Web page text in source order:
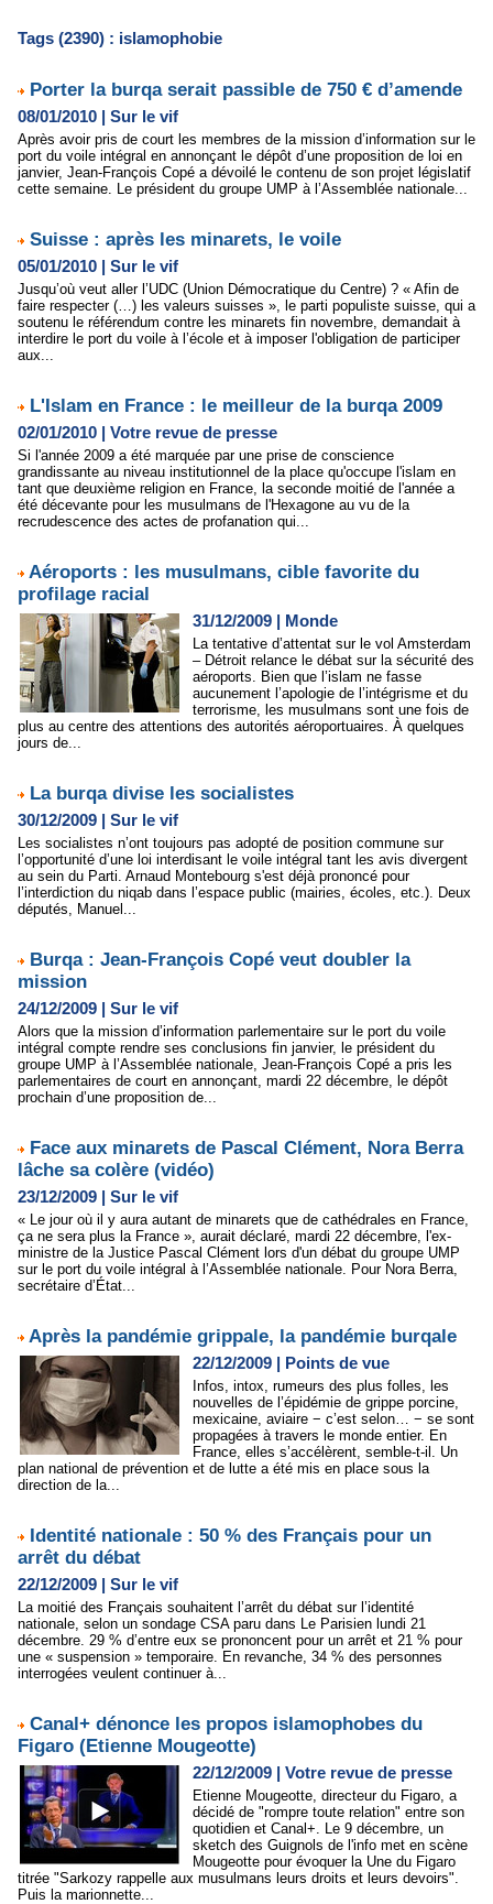
Tags (2390) : islamophobie
Porter la burqa serait passible de 750 € d’amende
08/01/2010 | Sur le vif
Après avoir pris de court les membres de la mission d’information sur le
port du voile intégral en annonçant le dépôt d’une proposition de loi en
janvier, Jean-François Copé a dévoilé le contenu de son projet législatif
cette semaine. Le président du groupe UMP à l’Assemblée nationale...
Suisse : après les minarets, le voile
05/01/2010 | Sur le vif
Jusqu’où veut aller l’UDC (Union Démocratique du Centre) ? « Afin de
faire respecter (…) les valeurs suisses », le parti populiste suisse, qui a
soutenu le référendum contre les minarets fin novembre, demandait à
interdire le port du voile à l’école et à imposer l'obligation de participer
aux...
L'Islam en France : le meilleur de la burqa 2009
02/01/2010 | Votre revue de presse
Si l'année 2009 a été marquée par une prise de conscience
grandissante au niveau institutionnel de la place qu'occupe l'islam en
tant que deuxième religion en France, la seconde moitié de l'année a
été décevante pour les musulmans de l'Hexagone au vu de la
recrudescence des actes de profanation qui...
Aéroports : les musulmans, cible favorite du
profilage racial
31/12/2009 | Monde
La tentative d’attentat sur le vol Amsterdam
– Détroit relance le débat sur la sécurité des
aéroports. Bien que l’islam ne fasse
aucunement l’apologie de l’intégrisme et du
terrorisme, les musulmans sont une fois de
plus au centre des attentions des autorités aéroportuaires. À quelques
jours de...
La burqa divise les socialistes
30/12/2009 | Sur le vif
Les socialistes n’ont toujours pas adopté de position commune sur
l’opportunité d’une loi interdisant le voile intégral tant les avis divergent
au sein du Parti. Arnaud Montebourg s'est déjà prononcé pour
l’interdiction du niqab dans l’espace public (mairies, écoles, etc.). Deux
députés, Manuel...
Burqa : Jean-François Copé veut doubler la
mission
24/12/2009 | Sur le vif
Alors que la mission d’information parlementaire sur le port du voile
intégral compte rendre ses conclusions fin janvier, le président du
groupe UMP à l’Assemblée nationale, Jean-François Copé a pris les
parlementaires de court en annonçant, mardi 22 décembre, le dépôt
prochain d’une proposition de...
Face aux minarets de Pascal Clément, Nora Berra
lâche sa colère (vidéo)
23/12/2009 | Sur le vif
« Le jour où il y aura autant de minarets que de cathédrales en France,
ça ne sera plus la France », aurait déclaré, mardi 22 décembre, l'ex-
ministre de la Justice Pascal Clément lors d'un débat du groupe UMP
sur le port du voile intégral à l’Assemblée nationale. Pour Nora Berra,
secrétaire d’État...
Après la pandémie grippale, la pandémie burqale
22/12/2009 | Points de vue
Infos, intox, rumeurs des plus folles, les
nouvelles de l’épidémie de grippe porcine,
mexicaine, aviaire − c’est selon… − se sont
propagées à travers le monde entier. En
France, elles s’accélèrent, semble-t-il. Un
plan national de prévention et de lutte a été mis en place sous la
direction de la...
Identité nationale : 50 % des Français pour un
arrêt du débat
22/12/2009 | Sur le vif
La moitié des Français souhaitent l’arrêt du débat sur l’identité
nationale, selon un sondage CSA paru dans Le Parisien lundi 21
décembre. 29 % d’entre eux se prononcent pour un arrêt et 21 % pour
une « suspension » temporaire. En revanche, 34 % des personnes
interrogées veulent continuer à...
Canal+ dénonce les propos islamophobes du
Figaro (Etienne Mougeotte)
22/12/2009 | Votre revue de presse
Etienne Mougeotte, directeur du Figaro, a
décidé de "rompre toute relation" entre son
quotidien et Canal+. Le 9 décembre, un
sketch des Guignols de l'info met en scène
Mougeotte pour évoquer la Une du Figaro
titrée "Sarkozy rappelle aux musulmans leurs droits et leurs devoirs".
Puis la marionnette...